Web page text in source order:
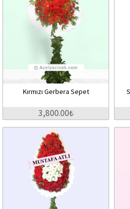
Kırmızı Gerbera Sepet
3,800.00₺